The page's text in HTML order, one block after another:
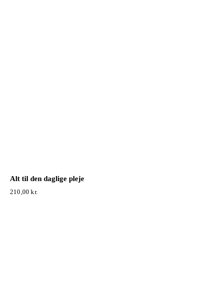
Alt til den daglige pleje
210,00kr.